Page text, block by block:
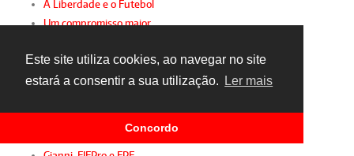
Este site utiliza cookies, ao navegar no site
estará a consentir a sua utilização.
Ler mais
Concordo
A Liberdade e o Futebol
Um compromisso maior
Futebol em português
Valoriza a tua carreira